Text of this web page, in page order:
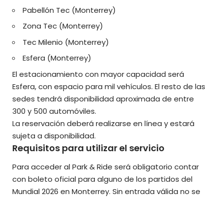
Pabellón Tec (Monterrey)
Zona Tec (Monterrey)
Tec Milenio (Monterrey)
Esfera (Monterrey)
El estacionamiento con mayor capacidad será
Esfera, con espacio para mil vehículos. El resto de las
sedes tendrá disponibilidad aproximada de entre
300 y 500 automóviles.
La reservación deberá realizarse en línea y estará
sujeta a disponibilidad.
Requisitos para utilizar el servicio
Para acceder al Park & Ride será obligatorio contar
con boleto oficial para alguno de los partidos del
Mundial 2026 en Monterrey. Sin entrada válida no se